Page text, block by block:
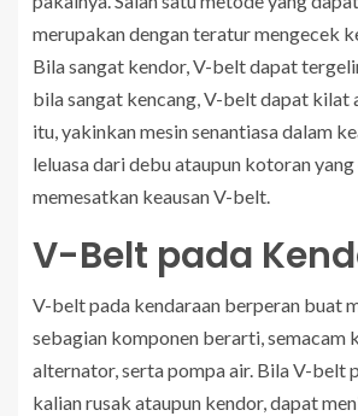
merupakan dengan teratur mengecek
Bila sangat kendor, V-belt dapat
bila sangat kencang, V-belt dapat kilat
itu, yakinkan mesin senantiasa dalam
leluasa dari debu ataupun kotoran
memesatkan keausan V-belt.
V-Belt pada
V-belt pada kendaraan berperan buat
sebagian komponen berarti, semacam
alternator, serta pompa air. Bila V-belt
kalian rusak ataupun kendor, dapat